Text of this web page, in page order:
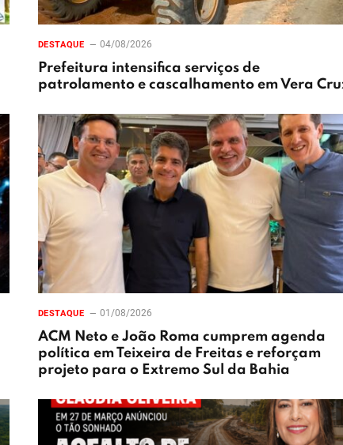
DESTAQUE 04/08/2026
Prefeitura intensifica serviços de
patrolamento e cascalhamento em Vera
DESTAQUE 01/08/2026
ACM Neto e João Roma cumprem agenda
política em Teixeira de Freitas e reforçam
projeto para o Extremo Sul da Bahia